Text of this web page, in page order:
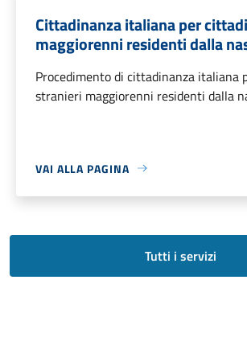
Cittadinanza italiana per
maggiorenni residenti dalla
Procedimento di cittadinanza italiana
stranieri maggiorenni residenti dalla
VAI ALLA PAGINA
Tutti i servizi